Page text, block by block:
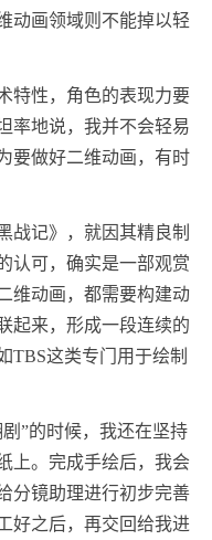
动画领域则不能掉以轻
特性，角色的表现力要
率地说，我并不会轻易
要做好二维动画，有时
战记》，就因其精良制
认可，确实是一部观赏
维动画，都需要构建动
起来，形成一段连续的
TBS这类专门用于绘制
”的时候，我还在坚持
上。完成手绘后，我会
分镜助理进行初步完善
好之后，再交回给我进